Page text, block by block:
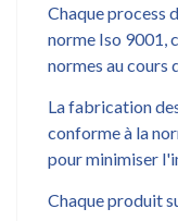
Chaque process
norme Iso 9001,
normes au cours
La fabrication
conforme à la
pour minimiser
Chaque produit